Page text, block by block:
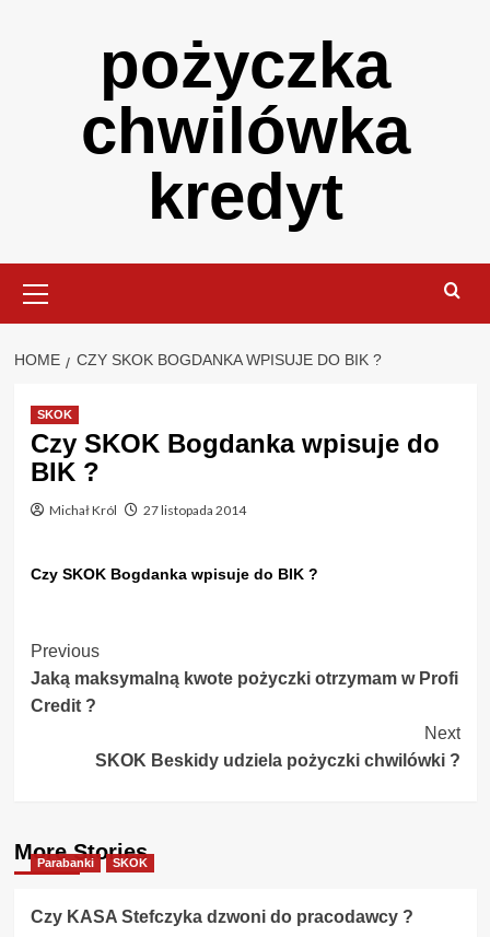
pożyczka
chwilówka
kredyt
Menu
HOME CZY SKOK BOGDANKA WPISUJE DO BIK ?
SKOK
Czy SKOK Bogdanka wpisuje do
BIK ?
Michał Król 27 listopada 2014
Czy SKOK Bogdanka wpisuje do BIK ?
Post
Navigation
Previous
Jaką maksymalną kwote pożyczki otrzymam w Profi
Credit ?
Next
SKOK Beskidy udziela pożyczki chwilówki ?
More Stories
Parabanki SKOK
Czy KASA Stefczyka dzwoni do pracodawcy ?